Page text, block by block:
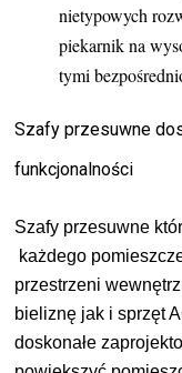
nietypowych
piekarnik na
tymi
Szafy przesuwne
funkcjonalności
Szafy przesuwne
każdego
przestrzeni
bieliznę jak i sprzęt
doskonałe